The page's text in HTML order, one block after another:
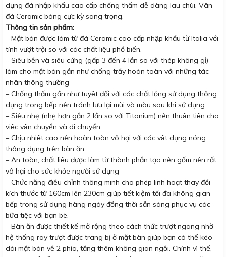
dụng đá nhập khẩu cao cấp chống thấm dễ dàng lau chùi. Vân
đá Ceramic bóng cực kỳ sang trọng.
Thông tin sản phẩm:
– Mặt bàn được làm từ đá Ceramic cao cấp nhập khẩu từ Italia với
tính vượt trội so với các chất liệu phổ biến.
– Siêu bền và siêu cứng (gấp 3 đến 4 lần so với thép không gỉ)
làm cho mặt bàn gần như chống trầy hoàn toàn với những tác
nhân thông thường
– Chống thấm gần như tuyệt đối với các chất lỏng sử dụng thông
dụng trong bếp nên tránh lưu lại mùi và màu sau khi sử dụng
– Siêu nhẹ (nhẹ hơn gần 2 lần so với Titanium) nên thuận tiện cho
việc vận chuyển và di chuyển
– Chịu nhiệt cao nên hoàn toàn vô hại với các vật dụng nóng
thông dụng trên bàn ăn
– An toàn, chất liệu được làm từ thành phần tạo nên gốm nên rất
vô hại cho sức khỏe người sử dụng
– Chức năng điều chỉnh thông minh cho phép linh hoạt thay đổi
kích thước từ 160cm lên 230cm giúp tiết kiệm tối đa không gian
bếp trong sử dụng hàng ngày đồng thời sẵn sàng phục vụ các
bữa tiệc với bạn bè.
– Bàn ăn được thiết kế mở rộng theo cách thức trượt ngang nhờ
hệ thống ray trượt được trang bị ở mặt bàn giúp bạn có thể kéo
dài mặt bàn về 2 phía, tăng thêm không gian ngồi. Chính vì thế,